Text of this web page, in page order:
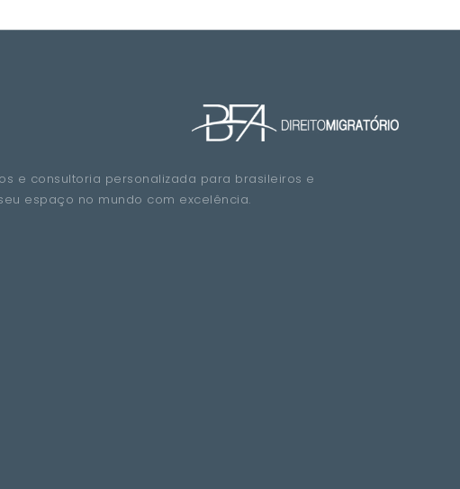
e consultoria personalizada para brasileiros e
espaço no mundo com excelência.